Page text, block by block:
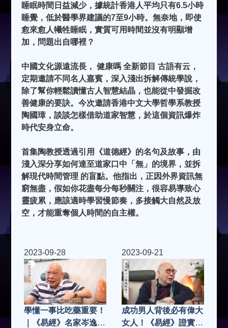
睡眠時間日益減少，據統計香港人平均只有6.5小時
睡覺，低於醫學界建議的7至9小時。無奈地，即使
愈來愈人犧牲睡眠，實質可用時間並沒有明顯增
加，問題出自哪裡？
中國文化源遠流長， 健康嗎 全新節目 古語有云，
定期邀請不同名人嘉賓，深入淺出拆解傳統學說，
除了幫你輕鬆讀懂古人智慧結晶，也能從中發掘改
善健康的要訣。今次邀請香港中文大學哲學系教授
陶國璋，談談怎樣借助道家智慧，於這個資訊爆炸
時代安身立命。
首集陶教授透過引用《道德經》的名句及故事，由
淺入深分享如何達至道家口中「無」的境界，並拆
解現代時間管理 的盲點。他指出，正因外界資訊無
窮無盡，假如你花盡每分每秒關注，很容易導致心
靈疲累，應該適時學習慢節奏，多接觸大自然及放
空，才能重奪個人時間的自主權。
2023-09-28
學懂一事比吃藥重要！
｜《易經》名家岑逸飛
2023-09-21
成功男人背後必有偉大
女人！《易經》證實了